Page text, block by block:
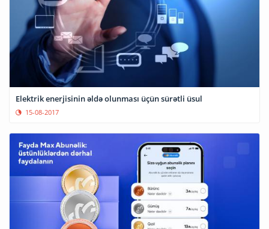
Elektrik enerjisinin əldə olunması üçün sürətli üsul
15-08-2017